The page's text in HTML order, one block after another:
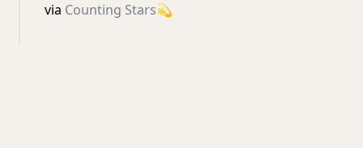
via Counting Stars💫